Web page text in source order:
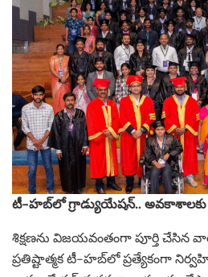
టీ-హబ్‌లో గ్రాడ్యుయేషన్.. అవకాశాలకు
శిక్షణను విజయవంతంగా పూర్తి
ప్రతిష్టాత్మక టీ-హబ్‌లో ప్రత్యేకంగా